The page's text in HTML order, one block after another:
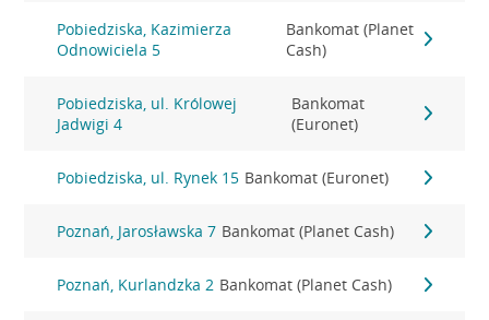
Pobiedziska, Kazimierza
Odnowiciela 5
Bankomat (Planet
Cash)
Pobiedziska, ul. Królowej
Jadwigi 4
Bankomat
(Euronet)
Pobiedziska, ul. Rynek 15 Bankomat (Euronet)
Poznań, Jarosławska 7 Bankomat (Planet Cash)
Poznań, Kurlandzka 2 Bankomat (Planet Cash)